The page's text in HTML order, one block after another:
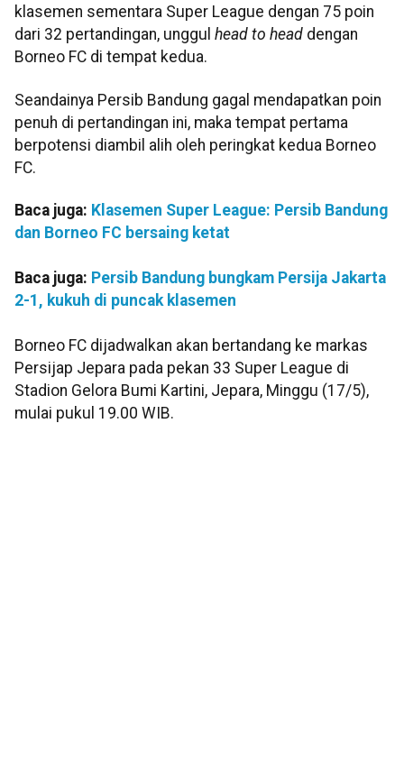
klasemen sementara Super League dengan 75 poin
dari 32 pertandingan, unggul head to head dengan
Borneo FC di tempat kedua.
Seandainya Persib Bandung gagal mendapatkan poin
penuh di pertandingan ini, maka tempat pertama
berpotensi diambil alih oleh peringkat kedua Borneo
FC.
Baca juga: Klasemen Super League: Persib Bandung
dan Borneo FC bersaing ketat
Baca juga: Persib Bandung bungkam Persija Jakarta
2-1, kukuh di puncak klasemen
Borneo FC dijadwalkan akan bertandang ke markas
Persijap Jepara pada pekan 33 Super League di
Stadion Gelora Bumi Kartini, Jepara, Minggu (17/5),
mulai pukul 19.00 WIB.